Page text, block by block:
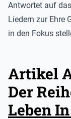
Antwortet auf
Liedern zur Ehre
in den Fokus stell
Artikel
Der
Leben